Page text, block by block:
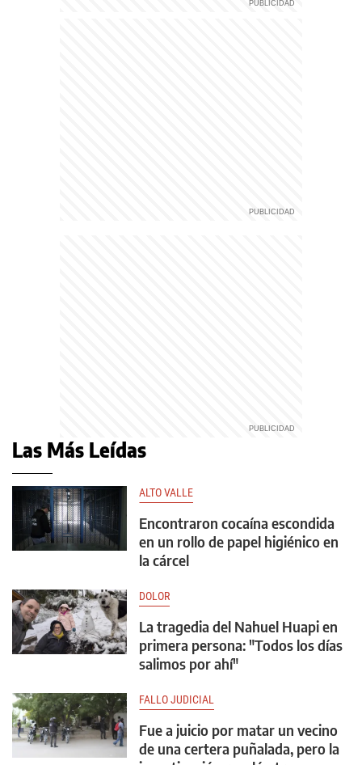
Las Más Leídas
ALTO VALLE
Encontraron cocaína escondida
en un rollo de papel higiénico en
la cárcel
DOLOR
La tragedia del Nahuel Huapi en
primera persona: "Todos los días
salimos por ahí"
FALLO JUDICIAL
Fue a juicio por matar un vecino
de una certera puñalada, pero la